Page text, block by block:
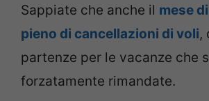
Sappiate che anche il mese
pieno di cancellazioni di voli,
partenze per le vacanze che
forzatamente rimandate.